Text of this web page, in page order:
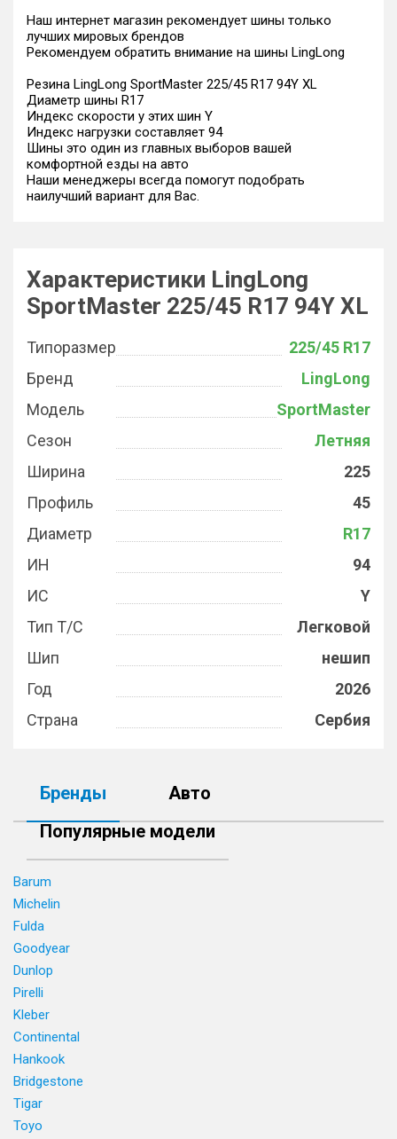
Наш интернет магазин рекомендует шины только
лучших мировых брендов
Рекомендуем обратить внимание на шины LingLong
Резина LingLong SportMaster 225/45 R17 94Y XL
Диаметр шины R17
Индекс скорости у этих шин Y
Индекс нагрузки составляет 94
Шины это один из главных выборов вашей
комфортной езды на авто
Наши менеджеры всегда помогут подобрать
наилучший вариант для Вас.
Характеристики LingLong
SportMaster 225/45 R17 94Y XL
Типоразмер
225/45 R17
Бренд
LingLong
Модель
SportMaster
Сезон
Летняя
Ширина
225
Профиль
45
Диаметр
R17
ИН
94
ИС
Y
Тип Т/С
Легковой
Шип
нешип
Год
2026
Страна
Сербия
Бренды
Авто
Популярные модели
Barum
Michelin
Fulda
Goodyear
Dunlop
Pirelli
Kleber
Continental
Hankook
Bridgestone
Tigar
Toyo